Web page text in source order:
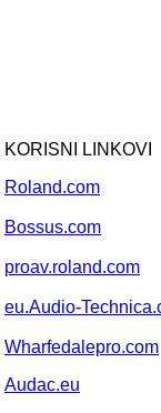
KORISNI LINKOVI
Roland.com
Bossus.com
proav.roland.com
eu.Audio-
Wharfedalepro.com
Audac.eu